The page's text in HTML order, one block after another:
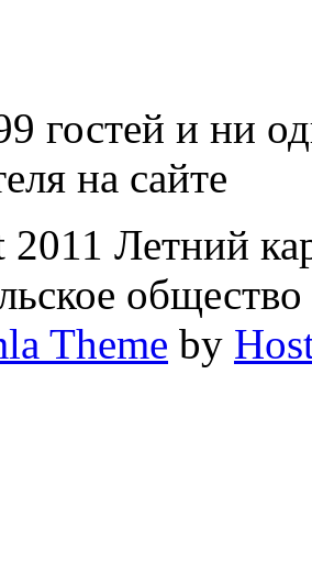
гостей и ни
на сайте
Летний
Theme by